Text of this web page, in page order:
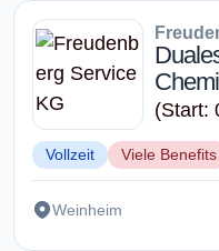
(Start:
Vollzeit Viele Benefits
Weinheim